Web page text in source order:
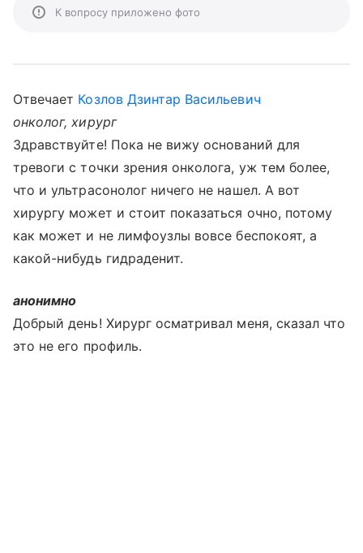
К вопросу приложено фото
Отвечает Козлов Дзинтар Васильевич
онколог, хирург
Здравствуйте! Пока не вижу оснований для
тревоги с точки зрения онколога, уж тем более,
что и ультрасонолог ничего не нашел. А вот
хирургу может и стоит показаться очно, потому
как может и не лимфоузлы вовсе беспокоят, а
какой-нибудь гидраденит.
анонимно
Добрый день! Хирург осматривал меня, сказал что
это не его профиль.